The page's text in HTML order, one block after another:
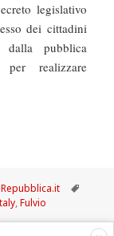
legislativo
dei cittadini
pubblica
per realizzare
il Foia, legge che
Categorie
Repubblica.it
,Fulvio
per il Foia, legge che